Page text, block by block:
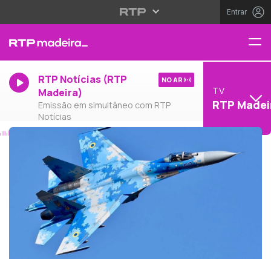
Entrar
RTP Notícias (RTP
Madeira)
Emissão em simultâneo com RTP
Notícias
NO AR
TV
RTP